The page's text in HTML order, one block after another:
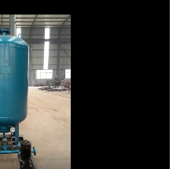
定压补水装置
水处理器设备
锅炉辅机设备